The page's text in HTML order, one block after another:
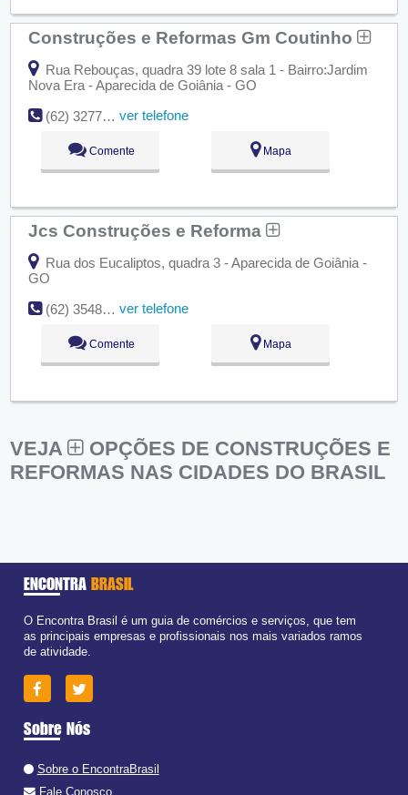
Construções e Reformas Gm Coutinho
Rua Rebouças, quadra 39 lote 8 sala 1 - Bairro:Jardim
Nova Era - Aparecida de Goiânia - GO
(62) 3277-6767
ver telefone
Comente Mapa
Jcs Construções e Reforma
Rua dos Eucaliptos, quadra 3 - Aparecida de Goiânia -
GO
(62) 3548-4066
ver telefone
Comente Mapa
VEJA
OPÇÕES DE CONSTRUÇÕES E
REFORMAS NAS CIDADES DO BRASIL
ENCONTRA BRASIL
O Encontra Brasil é um guia de comércios e serviços, que tem
as principais empresas e profissionais nos mais variados ramos
de atividade.
Sobre Nós
Sobre o EncontraBrasil
Fale Conosco